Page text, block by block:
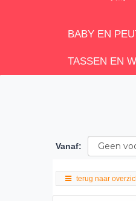
BABY EN
TASSEN EN
Vanaf:
terug naar